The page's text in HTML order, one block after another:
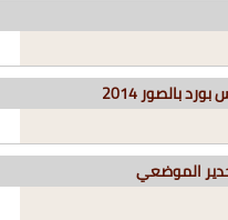
بالصور 2014
الموضعي